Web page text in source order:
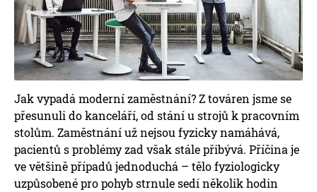
Jak vypadá moderní zaměstnání? Z továren jsme se
přesunuli do kanceláří, od stání u strojů k pracovním
stolům. Zaměstnání už nejsou fyzicky namáhává,
pacientů s problémy zad však stále přibývá. Příčina je
ve většině případů jednoduchá – tělo fyziologicky
uzpůsobené pro pohyb strnule sedí několik hodin